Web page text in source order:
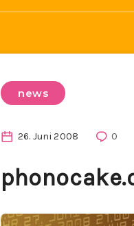
news
26. Juni 2008 0